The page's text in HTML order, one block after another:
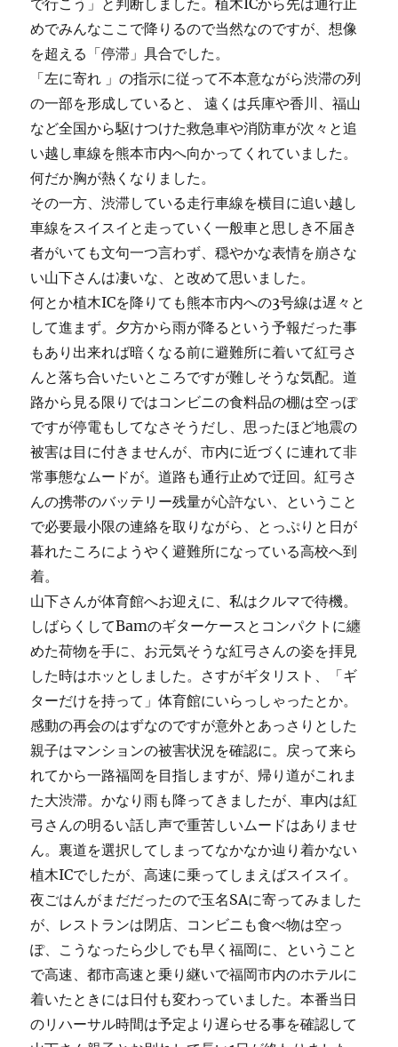
で行こう」と判断しました。植木ICから先は通行止
めでみんなここで降りるので当然なのですが、想像
を超える「停滞」具合でした。
「左に寄れ 」の指示に従って不本意ながら渋滞の列
の一部を形成していると、 遠くは兵庫や香川、福山
など全国から駆けつけた救急車や消防車が次々と追
い越し車線を熊本市内へ向かってくれていました。
何だか胸が熱くなりました。
その一方、渋滞している走行車線を横目に追い越し
車線をスイスイと走っていく一般車と思しき不届き
者がいても文句一つ言わず、穏やかな表情を崩さな
い山下さんは凄いな、と改めて思いました。
何とか植木ICを降りても熊本市内への3号線は遅々と
して進まず。夕方から雨が降るという予報だった事
もあり出来れば暗くなる前に避難所に着いて紅弓さ
んと落ち合いたいところですが難しそうな気配。道
路から見る限りではコンビニの食料品の棚は空っぽ
ですが停電もしてなさそうだし、思ったほど地震の
被害は目に付きませんが、市内に近づくに連れて非
常事態なムードが。道路も通行止めで迂回。紅弓さ
んの携帯のバッテリー残量が心許ない、ということ
で必要最小限の連絡を取りながら、とっぷりと日が
暮れたころにようやく避難所になっている高校へ到
着。
山下さんが体育館へお迎えに、私はクルマで待機。
しばらくしてBamのギターケースとコンパクトに纏
めた荷物を手に、お元気そうな紅弓さんの姿を拝見
した時はホッとしました。さすがギタリスト、「ギ
ターだけを持って」体育館にいらっしゃったとか。
感動の再会のはずなのですが意外とあっさりとした
親子はマンションの被害状況を確認に。戻って来ら
れてから一路福岡を目指しますが、帰り道がこれま
た大渋滞。かなり雨も降ってきましたが、車内は紅
弓さんの明るい話し声で重苦しいムードはありませ
ん。裏道を選択してしまってなかなか辿り着かない
植木ICでしたが、高速に乗ってしまえばスイスイ。
夜ごはんがまだだったので玉名SAに寄ってみました
が、レストランは閉店、コンビニも食べ物は空っ
ぽ、こうなったら少しでも早く福岡に、ということ
で高速、都市高速と乗り継いで福岡市内のホテルに
着いたときには日付も変わっていました。本番当日
のリハーサル時間は予定より遅らせる事を確認して